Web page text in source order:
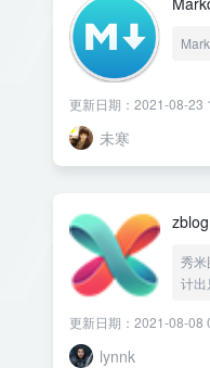
更新日期：2021-08-23
未寒
秀米
计出
更新日期：2021-08-08
lynnk